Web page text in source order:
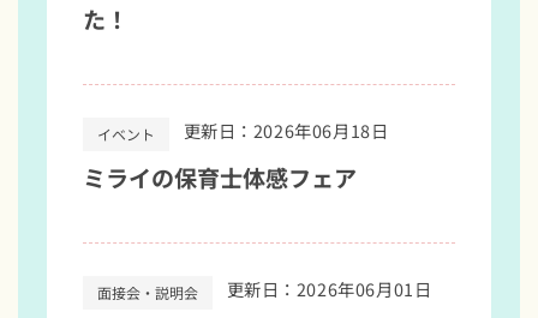
た！
イベント 更新日：2026年06月18日
ミライの保育士体感フェア
面接会・説明会 更新日：2026年06月01日